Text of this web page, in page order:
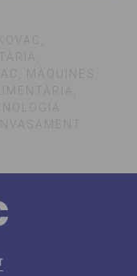
MÀQUINES